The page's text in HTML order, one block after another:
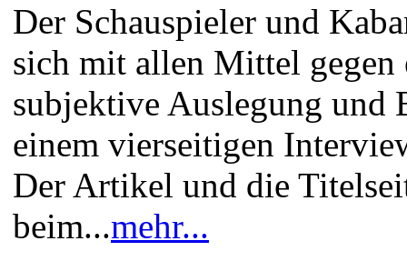
Der Schauspieler und
sich mit allen Mittel
subjektive Auslegung und
einem vierseitigen
Der Artikel und die
beim...mehr...